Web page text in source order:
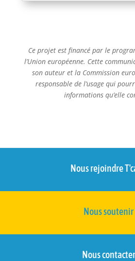
Ce projet est financé par le
l’Union européenne. Cette
son auteur et la Commission
responsable de l’usage qui
informations qu’elle
Nous rejoindre
Nous soutenir
Nous contacter